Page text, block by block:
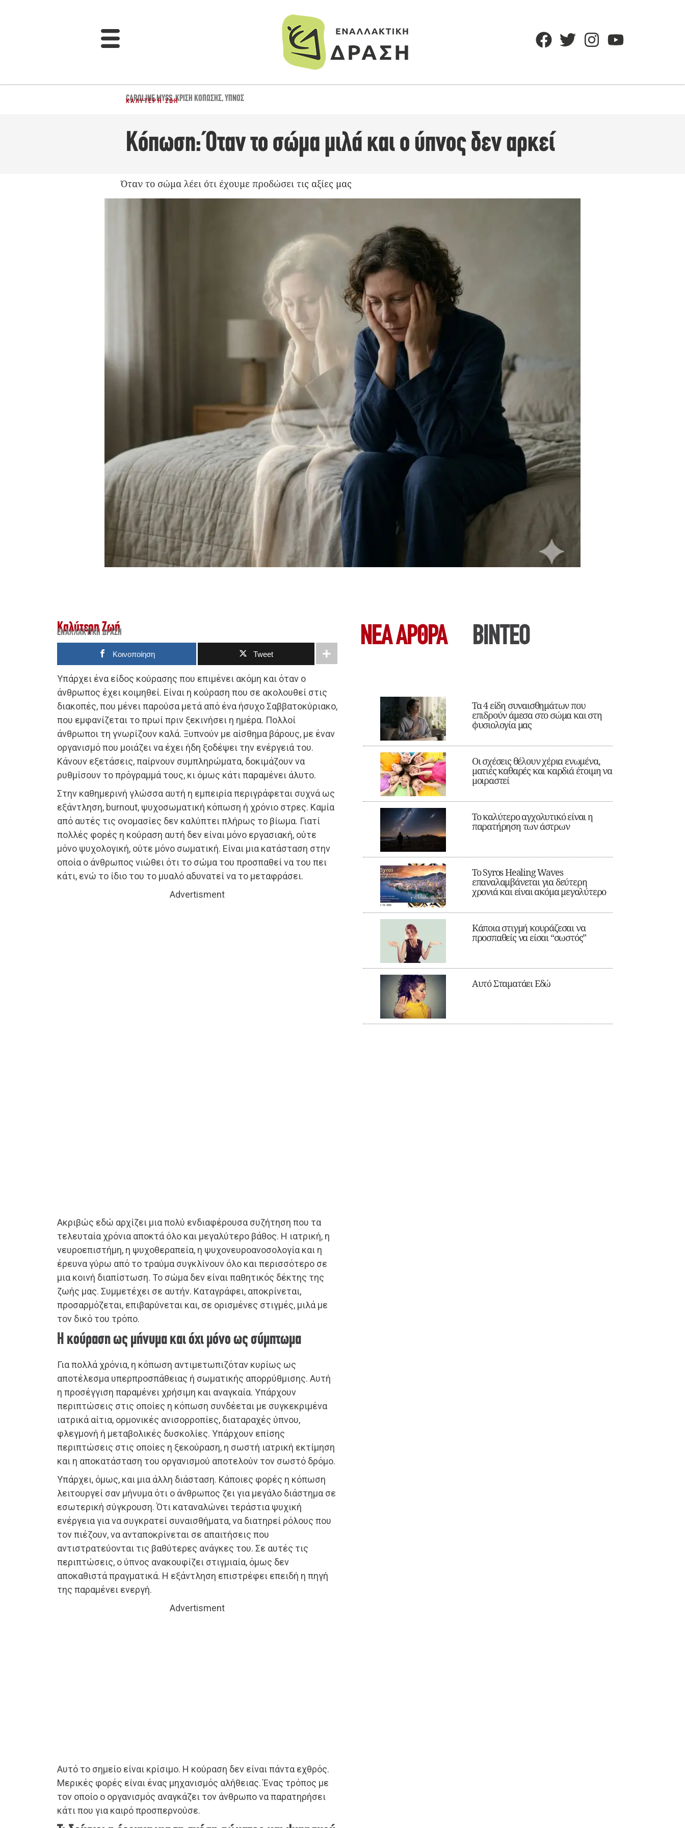
CAROLINE MYSS,ΚΡΊΣΗ ΚΌΠΩΣΗΣ,ΎΠΝΟΣ
ΚΑΛΎΤΕΡΗ ΖΩΉ
Κόπωση: Όταν το σώμα μιλά και ο ύπνος δεν αρκεί
Όταν το σώμα λέει ότι έχουμε προδώσει τις αξίες μας
Καλύτερη Ζωή
ΕΝΑΛΛΑΚΤΙΚΉ ΔΡΆΣΗ
Κοινοποίηση Tweet
Υπάρχει ένα είδος κούρασης που επιμένει ακόμη και όταν ο
άνθρωπος έχει κοιμηθεί. Είναι η κούραση που σε ακολουθεί στις
διακοπές, που μένει παρούσα μετά από ένα ήσυχο Σαββατοκύριακο,
που εμφανίζεται το πρωί πριν ξεκινήσει η ημέρα. Πολλοί
άνθρωποι τη γνωρίζουν καλά. Ξυπνούν με αίσθημα βάρους, με έναν
οργανισμό που μοιάζει να έχει ήδη ξοδέψει την ενέργειά του.
Κάνουν εξετάσεις, παίρνουν συμπληρώματα, δοκιμάζουν να
ρυθμίσουν το πρόγραμμά τους, κι όμως κάτι παραμένει άλυτο.
Στην καθημερινή γλώσσα αυτή η εμπειρία περιγράφεται συχνά ως
εξάντληση, burnout, ψυχοσωματική κόπωση ή χρόνιο στρες. Καμία
από αυτές τις ονομασίες δεν καλύπτει πλήρως το βίωμα. Γιατί
πολλές φορές η κούραση αυτή δεν είναι μόνο εργασιακή, ούτε
μόνο ψυχολογική, ούτε μόνο σωματική. Είναι μια κατάσταση στην
οποία ο άνθρωπος νιώθει ότι το σώμα του προσπαθεί να του πει
κάτι, ενώ το ίδιο του το μυαλό αδυνατεί να το μεταφράσει.
Advertisment
Ακριβώς εδώ αρχίζει μια πολύ ενδιαφέρουσα συζήτηση που τα
τελευταία χρόνια αποκτά όλο και μεγαλύτερο βάθος. Η ιατρική, η
νευροεπιστήμη, η ψυχοθεραπεία, η ψυχονευροανοσολογία και η
έρευνα γύρω από το τραύμα συγκλίνουν όλο και περισσότερο σε
μια κοινή διαπίστωση. Το σώμα δεν είναι παθητικός δέκτης της
ζωής μας. Συμμετέχει σε αυτήν. Καταγράφει, αποκρίνεται,
προσαρμόζεται, επιβαρύνεται και, σε ορισμένες στιγμές, μιλά με
τον δικό του τρόπο.
Η κούραση ως μήνυμα και όχι μόνο ως σύμπτωμα
Για πολλά χρόνια, η κόπωση αντιμετωπιζόταν κυρίως ως
αποτέλεσμα υπερπροσπάθειας ή σωματικής απορρύθμισης. Αυτή
η προσέγγιση παραμένει χρήσιμη και αναγκαία. Υπάρχουν
περιπτώσεις στις οποίες η κόπωση συνδέεται με συγκεκριμένα
ιατρικά αίτια, ορμονικές ανισορροπίες, διαταραχές ύπνου,
φλεγμονή ή μεταβολικές δυσκολίες. Υπάρχουν επίσης
περιπτώσεις στις οποίες η ξεκούραση, η σωστή ιατρική εκτίμηση
και η αποκατάσταση του οργανισμού αποτελούν τον σωστό δρόμο.
Υπάρχει, όμως, και μια άλλη διάσταση. Κάποιες φορές η κόπωση
λειτουργεί σαν μήνυμα ότι ο άνθρωπος ζει για μεγάλο διάστημα σε
εσωτερική σύγκρουση. Ότι καταναλώνει τεράστια ψυχική
ενέργεια για να συγκρατεί συναισθήματα, να διατηρεί ρόλους που
τον πιέζουν, να ανταποκρίνεται σε απαιτήσεις που
αντιστρατεύονται τις βαθύτερες ανάγκες του. Σε αυτές τις
περιπτώσεις, ο ύπνος ανακουφίζει στιγμιαία, όμως δεν
αποκαθιστά πραγματικά. Η εξάντληση επιστρέφει επειδή η πηγή
της παραμένει ενεργή.
Advertisment
Αυτό το σημείο είναι κρίσιμο. Η κούραση δεν είναι πάντα εχθρός.
Μερικές φορές είναι ένας μηχανισμός αλήθειας. Ένας τρόπος με
τον οποίο ο οργανισμός αναγκάζει τον άνθρωπο να παρατηρήσει
κάτι που για καιρό προσπερνούσε.
ΝΕΑ ΆΡΘΡΑ ΒΙΝΤΕΟ
Τα 4 είδη συναισθημάτων που
επιδρούν άμεσα στο σώμα και στη
φυσιολογία μας
Οι σχέσεις θέλουν χέρια ενωμένα,
ματιές καθαρές και καρδιά έτοιμη να
μοιραστεί
Το καλύτερο αγχολυτικό είναι η
παρατήρηση των άστρων
Το Syros Healing Waves
επαναλαμβάνεται για δεύτερη
χρονιά και είναι ακόμα μεγαλύτερο
Κάποια στιγμή κουράζεσαι να
προσπαθείς να είσαι “σωστός”
Αυτό Σταματάει Εδώ